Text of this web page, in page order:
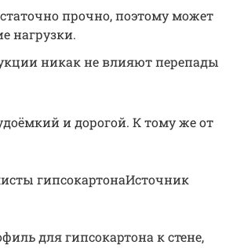
прочно, поэтому может
нагрузки.
никак не влияют перепады
и дорогой. К тому же от
гипсокартонаИсточник
для гипсокартона к стене,